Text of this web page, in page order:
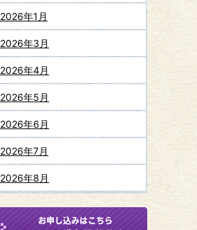
2026年1月
2026年3月
2026年4月
2026年5月
2026年6月
2026年7月
2026年8月